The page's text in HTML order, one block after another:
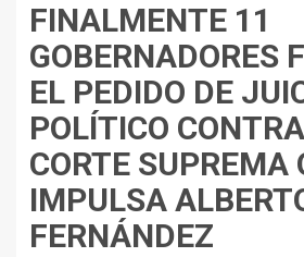
FINALMENTE 11
GOBERNADORES
EL PEDIDO DE
POLÍTICO
CORTE SUPREMA
IMPULSA
FERNÁNDEZ